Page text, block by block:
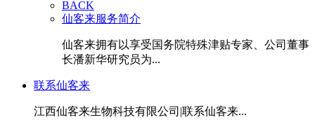
BACK
仙客来服务简介
仙客来拥有以享受国务院特殊津贴专家、公司董事
长潘新华研究员为...
联系仙客来
江西仙客来生物科技有限公司|联系仙客来...